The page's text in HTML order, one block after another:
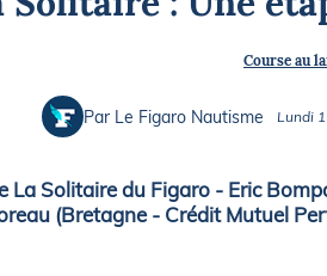
Plongée
Glisse
Course au
Par Le Figaro Nautisme Lundi
La Solitaire du Figaro - Eric
(Bretagne - Crédit Mutuel